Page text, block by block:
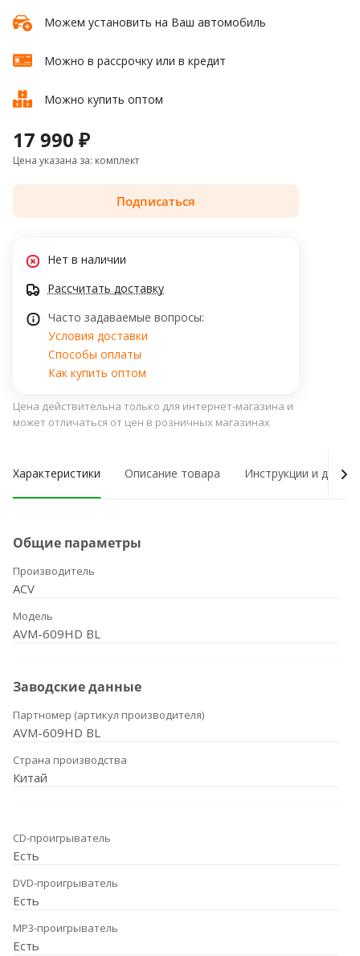
Можем установить на Ваш автомобиль
Можно в рассрочку или в кредит
Можно купить оптом
17 990 ₽
Цена указана за: комплект
Подписаться
Нет в наличии
Рассчитать доставку
Часто задаваемые вопросы:
Условия доставки
Способы оплаты
Как купить оптом
Цена действительна только для интернет-магазина и
может отличаться от цен в розничных магазинах
Характеристики Описание товара Инструкции и
Общие параметры
Производитель
ACV
Модель
AVM-609HD BL
Заводские данные
Партномер (артикул производителя)
AVM-609HD BL
Страна производства
Китай
CD-проигрыватель
Есть
DVD-проигрыватель
Есть
MP3-проигрыватель
Есть